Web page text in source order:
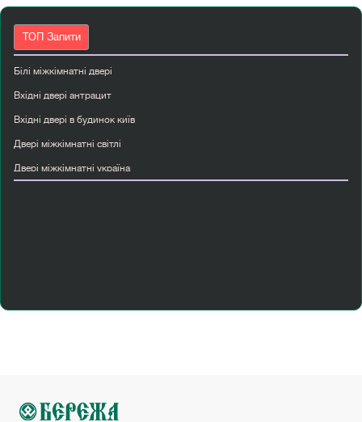
ТОП Запити
Білі міжкімнатні двері
Вхідні двері антрацит
Вхідні двері в будинок київ
Двері міжкімнатні світлі
Двері міжкімнатні україна
Лофт перегородка
Розсувні двері лофт